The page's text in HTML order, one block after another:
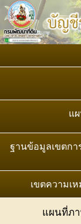
แผนที่กลุ่มชุดดิน
แผนที่ทรัพยากร
มาตราส่วน
แผนที่ชุดดิน มาต
แ
แผนที่สภาพการ
แผนที่สภาพการ
ฐานข้อมูลเขตกา
เขตความเ
แผนที่ภา